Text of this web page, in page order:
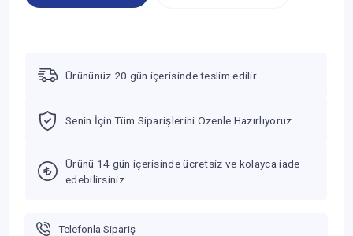
Ürününüz 20 gün içerisinde teslim edilir
Senin İçin Tüm Siparişlerini Özenle Hazırlıyoruz
Ürünü 14 gün içerisinde ücretsiz ve kolayca iade
edebilirsiniz.
Telefonla Sipariş